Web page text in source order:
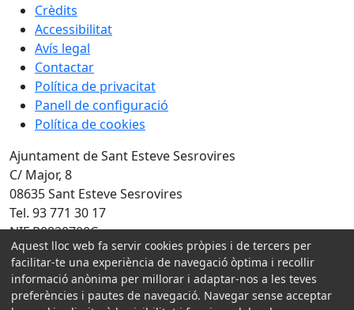
Crèdits
Accessibilitat
Avís legal
Contactar
Política de privacitat
Panell de configuració
Política de cookies
Ajuntament de Sant Esteve Sesrovires
C/ Major, 8
08635 Sant Esteve Sesrovires
Tel. 93 771 30 17
NIF P0820700C
Amb la col·laboració de:
Aquest lloc web fa servir cookies pròpies i de tercers per
facilitar-te una experiència de navegació òptima i recollir
informació anònima per millorar i adaptar-nos a les teves
preferències i pautes de navegació. Navegar sense acceptar